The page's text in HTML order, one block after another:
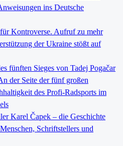
ins Deutsche
Kontroverse. Aufruf zu mehr
der Ukraine stößt auf
fünften Sieges von Tadej Pogačar
der Seite der fünf großen
des Profi-Radsports im
Karel Čapek – die Geschichte
Schriftstellers und